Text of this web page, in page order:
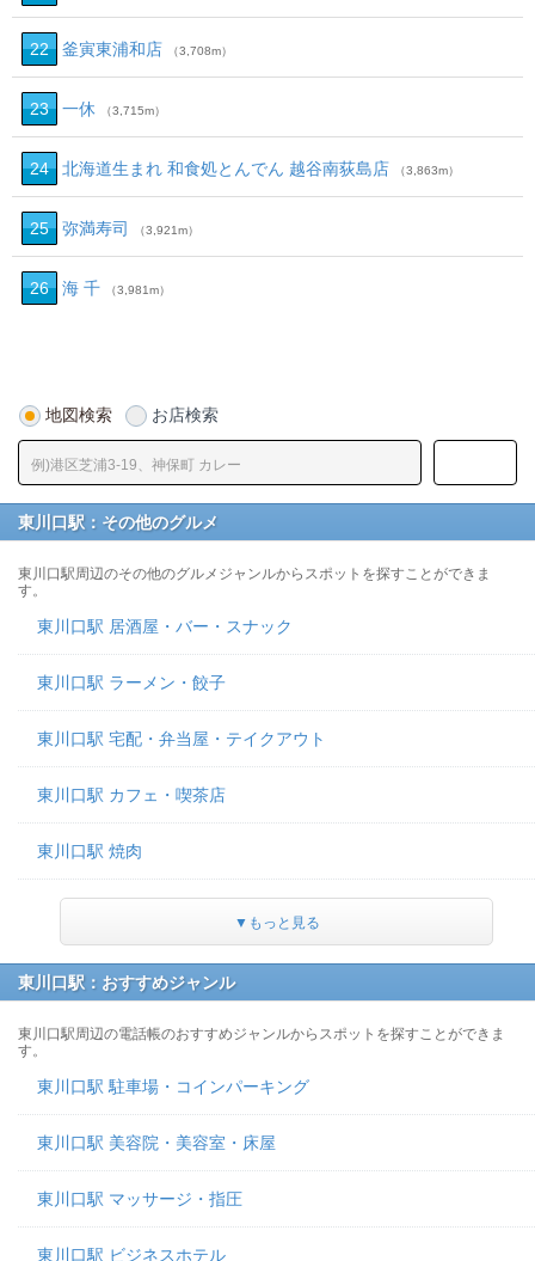
22 釜寅東浦和店 （3,708m）
23 一休 （3,715m）
24 北海道生まれ 和食処とんでん 越谷南荻島店 （3,863m）
25 弥満寿司 （3,921m）
26 海 千 （3,981m）
地図検索 お店検索
東川口駅：その他のグルメ
東川口駅周辺のその他のグルメジャンルからスポットを探すことができま
す。
東川口駅 居酒屋・バー・スナック
東川口駅 ラーメン・餃子
東川口駅 宅配・弁当屋・テイクアウト
東川口駅 カフェ・喫茶店
東川口駅 焼肉
▼もっと見る
東川口駅：おすすめジャンル
東川口駅周辺の電話帳のおすすめジャンルからスポットを探すことができま
す。
東川口駅 駐車場・コインパーキング
東川口駅 美容院・美容室・床屋
東川口駅 マッサージ・指圧
東川口駅 ビジネスホテル